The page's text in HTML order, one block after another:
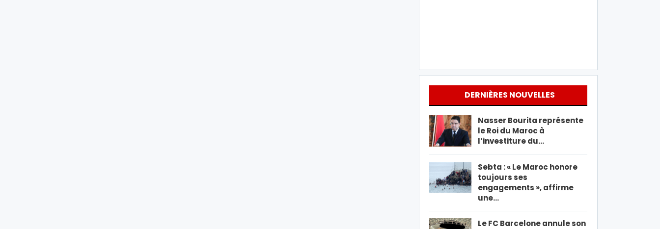
DERNIÈRES NOUVELLES
Nasser Bourita représente
le Roi du Maroc à
l’investiture du…
Sebta : « Le Maroc honore
toujours ses
engagements », affirme
une…
Le FC Barcelone annule son